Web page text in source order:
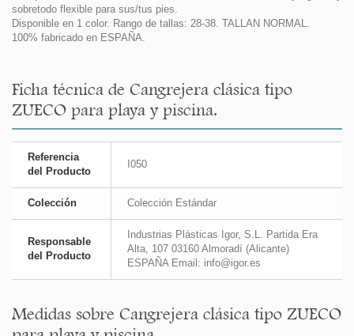
sobretodo flexible para sus/tus pies.
Disponible en 1 color. Rango de tallas: 28-38. TALLAN NORMAL.
100% fabricado en ESPAÑA.
Ficha técnica de Cangrejera clásica tipo
ZUECO para playa y piscina.
Referencia
del Producto
I050
Colección Colección Estándar
Responsable
del Producto
Industrias Plásticas Igor, S.L. Partida Era
Alta, 107 03160 Almoradí (Alicante)
ESPAÑA Email: info@igor.es
Medidas sobre Cangrejera clásica tipo ZUECO